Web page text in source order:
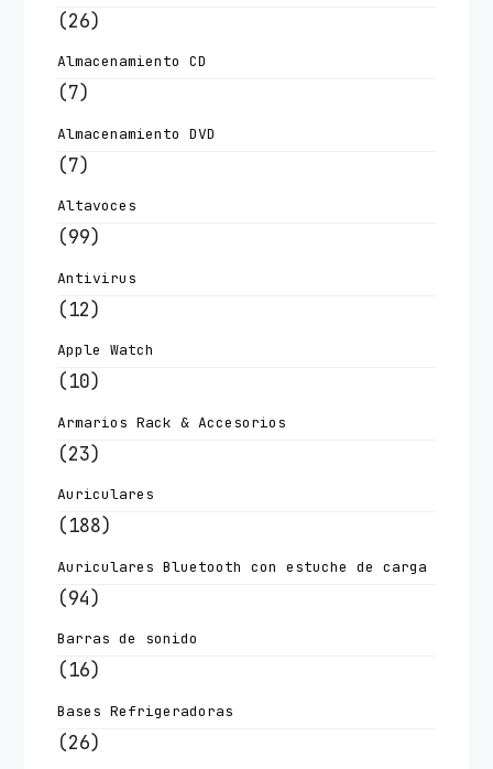
(26)
Almacenamiento CD
(7)
Almacenamiento DVD
(7)
Altavoces
(99)
Antivirus
(12)
Apple Watch
(10)
Armarios Rack & Accesorios
(23)
Auriculares
(188)
Auriculares Bluetooth con estuche de carga
(94)
Barras de sonido
(16)
Bases Refrigeradoras
(26)